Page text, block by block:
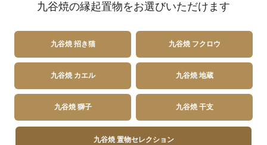
九谷焼の縁起置物をお選びいただけます
九谷焼 招き猫 九谷焼 フクロウ
九谷焼 カエル 九谷焼 地蔵
九谷焼 獅子 九谷焼 干支
九谷焼 置物セレクション